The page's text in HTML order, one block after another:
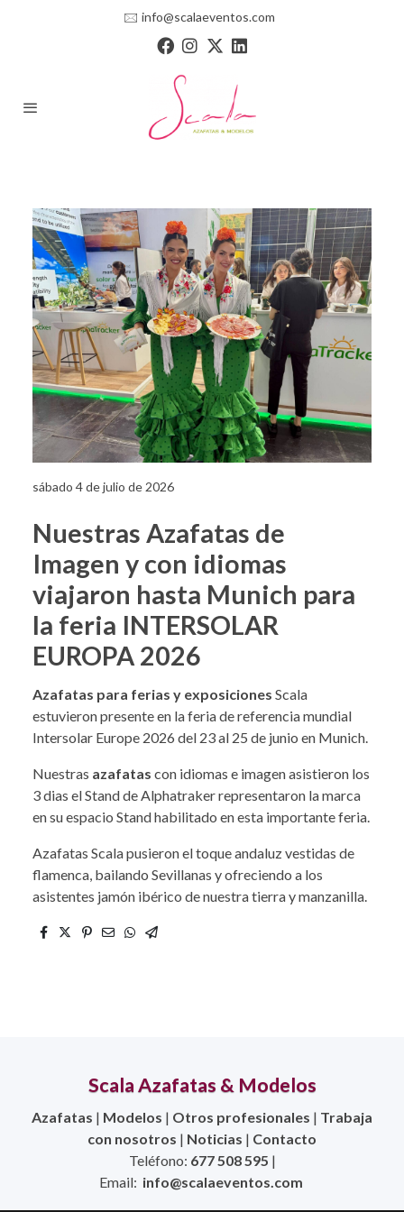
🖂 info@scalaeventos.com
sábado 4 de julio de 2026
Nuestras Azafatas de
Imagen y con idiomas
viajaron hasta Munich para
la feria INTERSOLAR
EUROPA 2026
Azafatas para ferias y exposiciones Scala
estuvieron presente en la feria de referencia mundial
Intersolar Europe 2026 del 23 al 25 de junio en Munich.
Nuestras azafatas con idiomas e imagen asistieron los
3 dias el Stand de Alphatraker representaron la marca
en su espacio Stand habilitado en esta importante feria.
Azafatas Scala pusieron el toque andaluz vestidas de
flamenca, bailando Sevillanas y ofreciendo a los
asistentes jamón ibérico de nuestra tierra y manzanilla.
Scala Azafatas & Modelos
Azafatas | Modelos | Otros profesionales | Trabaja
con nosotros | Noticias | Contacto
Teléfono: 677 508 595 |
Email: info@scalaeventos.com